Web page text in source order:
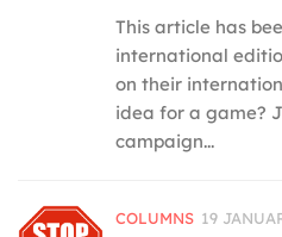
This article has
international
on their
idea for a game?
campaign...
COLUMNS 19